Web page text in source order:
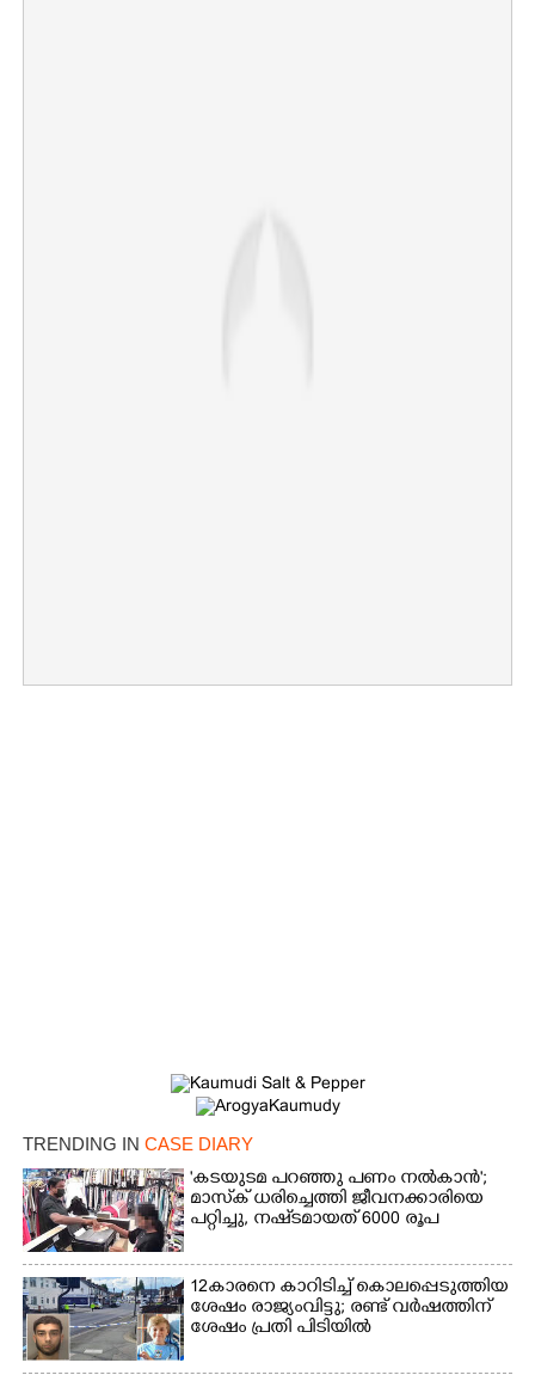
TRENDING IN CASE DIARY
'കടയുടമ പറഞ്ഞു പണം നൽകാൻ';
മാസ്‌ക് ധരിച്ചെത്തി ജീവനക്കാരിയെ
പറ്റിച്ചു, നഷ്‌ടമായത് 6000 രൂപ
12കാരനെ കാറിടിച്ച് കൊലപ്പെടുത്തിയ
ശേഷം രാജ്യംവിട്ടു; രണ്ട് വർഷത്തിന്
ശേഷം പ്രതി പിടിയിൽ
Copy Link